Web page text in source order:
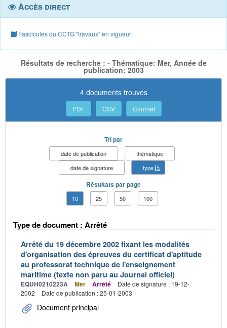
Accès direct
Fascicules du CCTG "travaux" en vigueur
Résultats de recherche : - Thématique: Mer, Année de
publication: 2003
4 documents trouvés
PDF CSV Courriel
Tri par
date de publication
thématique
date de signature
type
Résultats par page
10 25 50 100
Type de document : Arrêté
Arrêté du 19 décembre 2002 fixant les modalités
d'organisation des épreuves du certificat d'aptitude
au professorat technique de l'enseignement
maritime (texte non paru au Journal officiel)
EQUH0210223A Mer Arrêté
Date de signature : 19-12-
2002
Date de publication : 25-01-2003
Document principal